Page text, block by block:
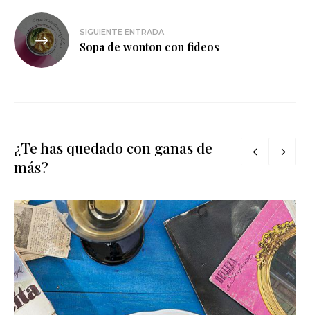
SIGUIENTE ENTRADA
Sopa de wonton con fideos
¿Te has quedado con ganas de
más?